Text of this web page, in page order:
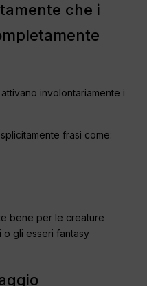
che i
involontariamente i
frasi come:
bene per le creature
o gli esseri fantasy